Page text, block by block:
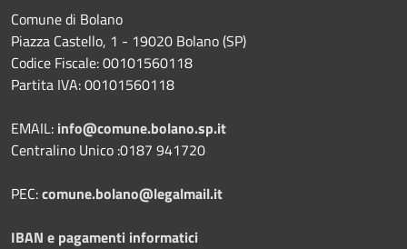
Comune di Bolano
Piazza Castello, 1 - 19020 Bolano (SP)
Codice Fiscale: 00101560118
Partita IVA: 00101560118
EMAIL: info@comune.bolano.sp.it
Centralino Unico :0187 941720
PEC:comune.bolano@legalmail.it
IBAN e pagamenti informatici